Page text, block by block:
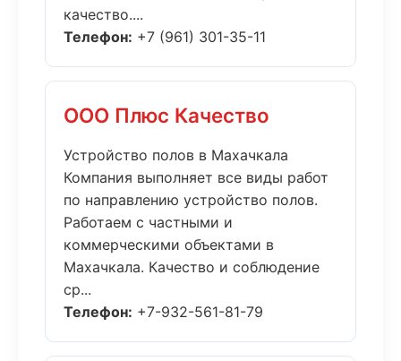
качество....
Телефон: +7 (961) 301-35-11
ООО Плюс Качество
Устройство полов в Махачкала
Компания выполняет все виды работ
по направлению устройство полов.
Работаем с частными и
коммерческими объектами в
Махачкала. Качество и соблюдение
ср...
Телефон: +7-932-561-81-79